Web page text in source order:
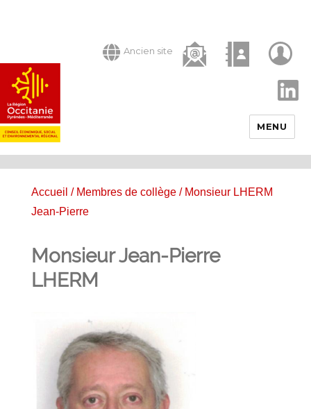
Ancien site
MENU
Accueil / Membres de collège/ Monsieur LHERM
Jean-Pierre
Monsieur Jean-Pierre
LHERM